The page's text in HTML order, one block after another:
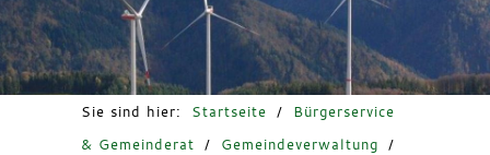
Freizeit & Tourismus
Sie sind hier: Startseite /
Bürgerservice
& Gemeinderat
/ Gemeindeverwaltung
/